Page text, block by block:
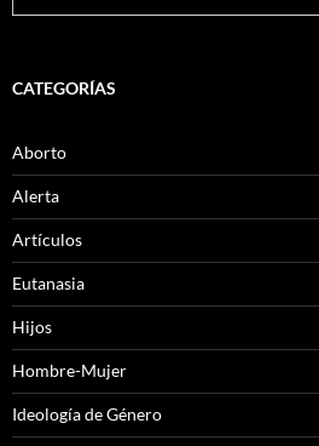
CATEGORÍAS
Aborto
Alerta
Artículos
Eutanasia
Hijos
Hombre-Mujer
Ideología de Género